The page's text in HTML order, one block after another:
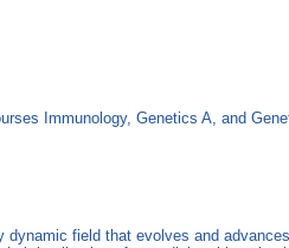
Immunology, Genetics A, and
field that evolves and